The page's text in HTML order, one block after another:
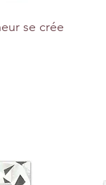
se crée